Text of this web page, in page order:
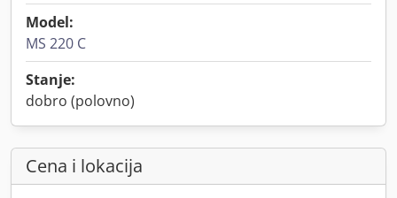
Model:
MS 220 C
Stanje:
dobro (polovno)
Cena i lokacija